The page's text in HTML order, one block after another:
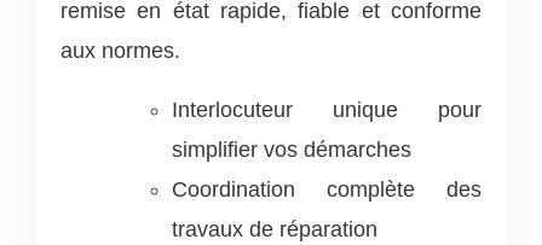
remise en état rapide, fiable et conforme
aux normes.
Interlocuteur unique pour
simplifier vos démarches
Coordination complète des
travaux de réparation